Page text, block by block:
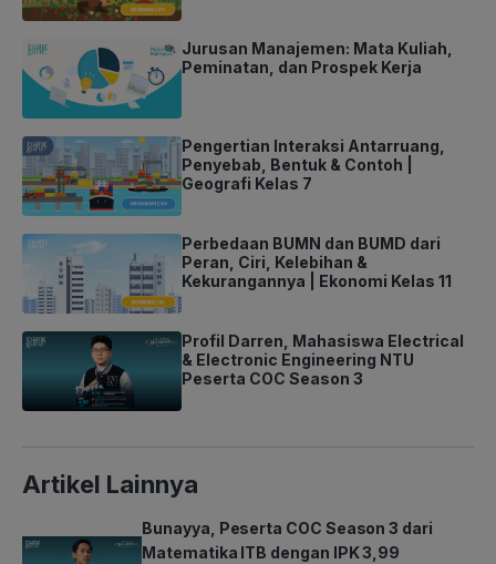
Jurusan Manajemen: Mata Kuliah,
Peminatan, dan Prospek Kerja
Pengertian Interaksi Antarruang,
Penyebab, Bentuk & Contoh |
Geografi Kelas 7
Perbedaan BUMN dan BUMD dari
Peran, Ciri, Kelebihan &
Kekurangannya | Ekonomi Kelas 11
Profil Darren, Mahasiswa Electrical
& Electronic Engineering NTU
Peserta COC Season 3
Artikel Lainnya
Bunayya, Peserta COC Season 3 dari
Matematika ITB dengan IPK 3,99